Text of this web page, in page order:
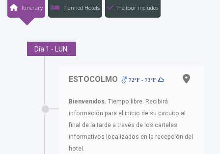
Itinerary Planned Hotels The tour includes
Día 1 - LUN.
ESTOCOLMO 72ºF - 73ºF
Bienvenidos. Tiempo libre. Recibirá
información para el inicio de su circuito al
final de la tarde a través de los carteles
informativos localizados en la recepción del
hotel.